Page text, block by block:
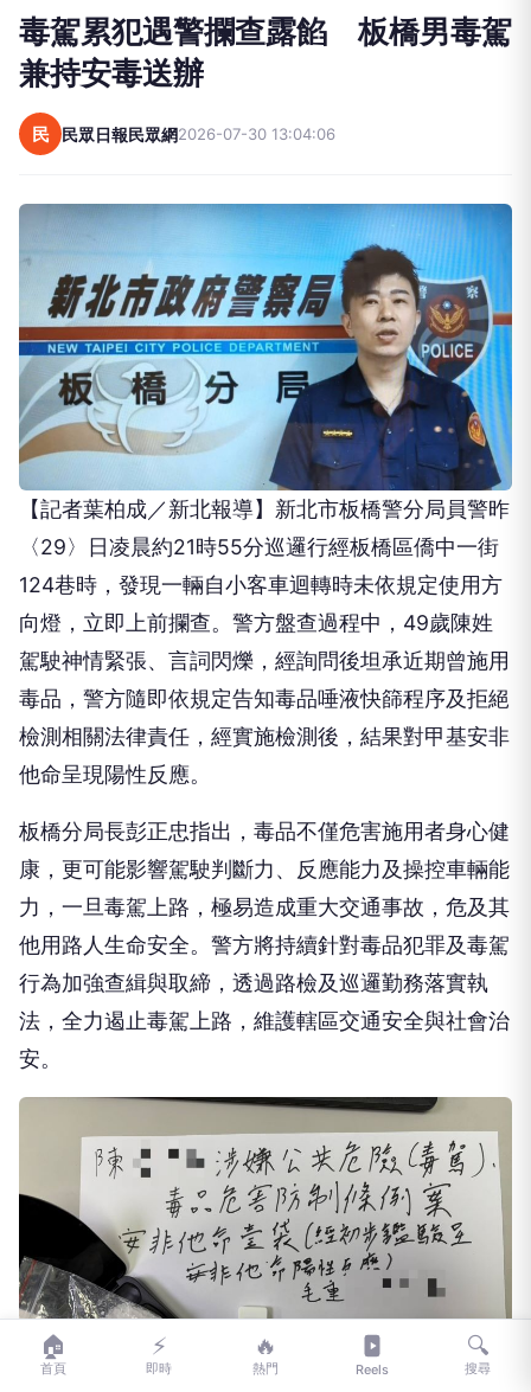
毒駕累犯遇警攔查露餡 板橋男毒駕
兼持安毒送辦
民 民眾日報民眾網2026-07-30 13:04:06
【記者葉柏成／新北報導】新北市板橋警分局員警昨
〈29〉日凌晨約21時55分巡邏行經板橋區僑中一街
124巷時，發現一輛自小客車迴轉時未依規定使用方
向燈，立即上前攔查。警方盤查過程中，49歲陳姓
駕駛神情緊張、言詞閃爍，經詢問後坦承近期曾施用
毒品，警方隨即依規定告知毒品唾液快篩程序及拒絕
檢測相關法律責任，經實施檢測後，結果對甲基安非
他命呈現陽性反應。
板橋分局長彭正忠指出，毒品不僅危害施用者身心健
康，更可能影響駕駛判斷力、反應能力及操控車輛能
力，一旦毒駕上路，極易造成重大交通事故，危及其
他用路人生命安全。警方將持續針對毒品犯罪及毒駕
行為加強查緝與取締，透過路檢及巡邏勤務落實執
法，全力遏止毒駕上路，維護轄區交通安全與社會治
安。
🏠
首頁
⚡
即時
🔥
熱門 Reels
🔍
搜尋